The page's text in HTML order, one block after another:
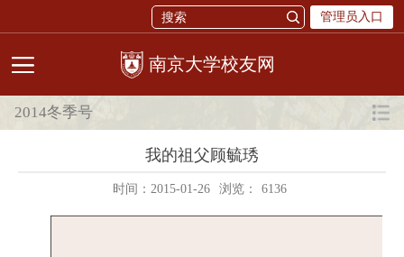
管理员入口
校友网
2014冬季号
我的祖父顾毓琇
时间：2015-01-26 浏览： 6136